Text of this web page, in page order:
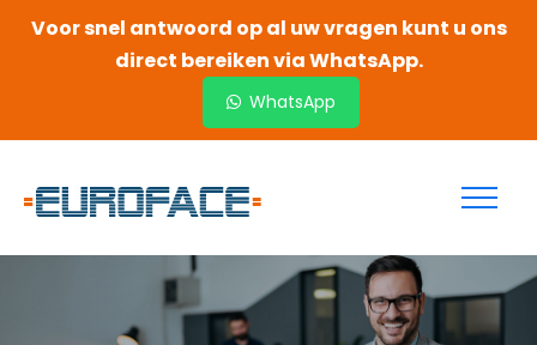
Voor snel antwoord op al uw vragen kunt u ons
direct bereiken via WhatsApp.
WhatsApp